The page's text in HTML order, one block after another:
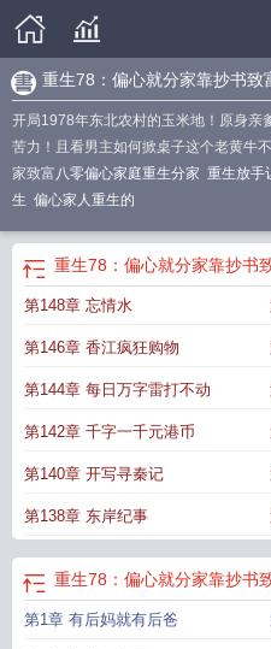
重生78：偏心就分家靠抄书致
开局1978年东北农村的玉米地！原身亲
苦力！且看男主如何掀桌子这个老黄牛
家致富八零偏心家庭重生分家 重生放手
生 偏心家人重生的
重生78：偏心就分家靠抄书
第148章 忘情水
第146章 香江疯狂购物
第144章 每日万字雷打不动
第142章 千字一千元港币
第140章 开写寻秦记
第138章 东岸纪事
重生78：偏心就分家靠抄书
第1章 有后妈就有后爸